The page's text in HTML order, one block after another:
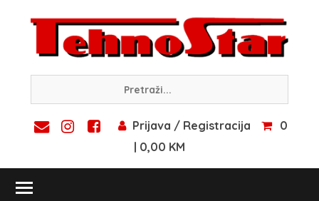
content
Prijava / Registracija
0
| 0,00 KM